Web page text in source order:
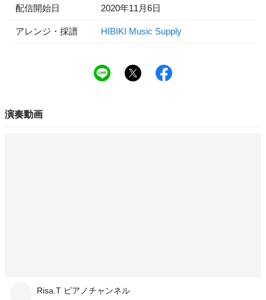
配信開始日 2020年11月6日
アレンジ・採譜 HIBIKI Music Supply
演奏動画
Risa.T ピアノチャンネル